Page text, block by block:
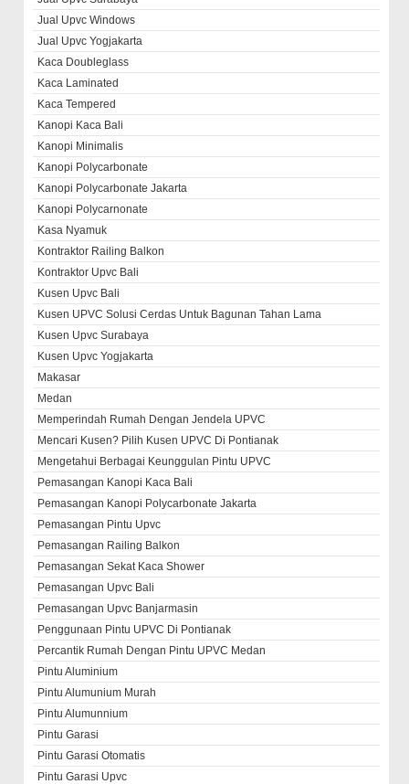
Jual Upvc Windows
Jual Upvc Yogjakarta
Kaca Doubleglass
Kaca Laminated
Kaca Tempered
Kanopi Kaca Bali
Kanopi Minimalis
Kanopi Polycarbonate
Kanopi Polycarbonate Jakarta
Kanopi Polycarnonate
Kasa Nyamuk
Kontraktor Railing Balkon
Kontraktor Upvc Bali
Kusen Upvc Bali
Kusen UPVC Solusi Cerdas Untuk Bagunan Tahan Lama
Kusen Upvc Surabaya
Kusen Upvc Yogjakarta
Makasar
Medan
Memperindah Rumah Dengan Jendela UPVC
Mencari Kusen? Pilih Kusen UPVC Di Pontianak
Mengetahui Berbagai Keunggulan Pintu UPVC
Pemasangan Kanopi Kaca Bali
Pemasangan Kanopi Polycarbonate Jakarta
Pemasangan Pintu Upvc
Pemasangan Railing Balkon
Pemasangan Sekat Kaca Shower
Pemasangan Upvc Bali
Pemasangan Upvc Banjarmasin
Penggunaan Pintu UPVC Di Pontianak
Percantik Rumah Dengan Pintu UPVC Medan
Pintu Aluminium
Pintu Alumunium Murah
Pintu Alumunnium
Pintu Garasi
Pintu Garasi Otomatis
Pintu Garasi Upvc